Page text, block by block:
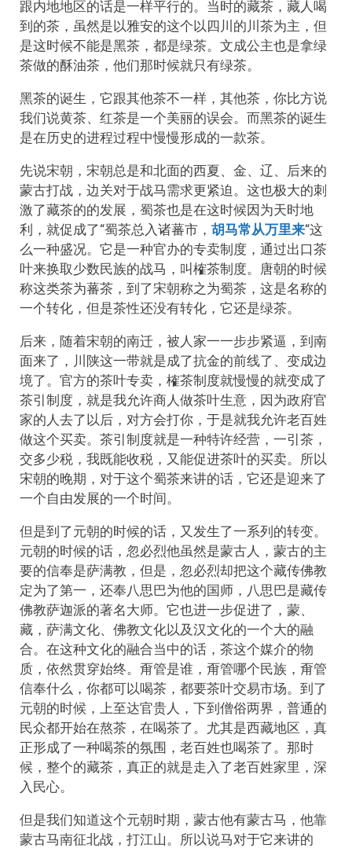
跟内地地区的话是一样平行的。当时的藏茶，藏人喝
到的茶，虽然是以雅安的这个以四川的川茶为主，但
是这时候不能是黑茶，都是绿茶。文成公主也是拿绿
茶做的酥油茶，他们那时候就只有绿茶。
黑茶的诞生，它跟其他茶不一样，其他茶，你比方说
我们说黄茶、红茶是一个美丽的误会。而黑茶的诞生
是在历史的进程过程中慢慢形成的一款茶。
先说宋朝，宋朝总是和北面的西夏、金、辽、后来的
蒙古打战，边关对于战马需求更紧迫。这也极大的刺
激了藏茶的的发展，蜀茶也是在这时候因为天时地
利，就促成了“蜀茶总入诸蕃市， 胡马常从万里来“这
么一种盛况。它是一种官办的专卖制度，通过出口茶
叶来换取少数民族的战马，叫榷茶制度。唐朝的时候
称这类茶为蕃茶，到了宋朝称之为蜀茶，这是名称的
一个转化，但是茶性还没有转化，它还是绿茶。
后来，随着宋朝的南迁，被人家一一步步紧逼，到南
面来了，川陕这一带就是成了抗金的前线了、变成边
境了。官方的茶叶专卖，榷茶制度就慢慢的就变成了
茶引制度，就是我允许商人做茶叶生意，因为政府官
家的人去了以后，对方会打你，于是就我允许老百姓
做这个买卖。茶引制度就是一种特许经营，一引茶，
交多少税，我既能收税，又能促进茶叶的买卖。所以
宋朝的晚期，对于这个蜀茶来讲的话，它还是迎来了
一个自由发展的一个时间。
但是到了元朝的时候的话，又发生了一系列的转变。
元朝的时候的话，忽必烈他虽然是蒙古人，蒙古的主
要的信奉是萨满教，但是，忽必烈却把这个藏传佛教
定为了第一，还奉‌八思巴为他的国师，八思巴是藏传
佛教萨迦派的著名大师。它也进一步促进了，蒙、
藏，萨满文化、佛教文化以及汉文化的一个大的融
合。在这种文化的融合当中的话，茶这个媒介的物
质，依然贯穿始终。甭管是谁，甭管哪个民族，甭管
信奉什么，你都可以喝茶，都要茶叶交易市场。到了
元朝的时候，上至达官贵人，下到僧俗两界，普通的
民众都开始在熬茶，在喝茶了。尤其是西藏地区，真
正形成了一种喝茶的氛围，老百姓也喝茶了。那时
候，整个的藏茶，真正的就是走入了老百姓家里，深
入民心。
但是我们知道这个元朝时期，蒙古他有蒙古马，他靠
蒙古马南征北战，打江山。所以说马对于它来讲的